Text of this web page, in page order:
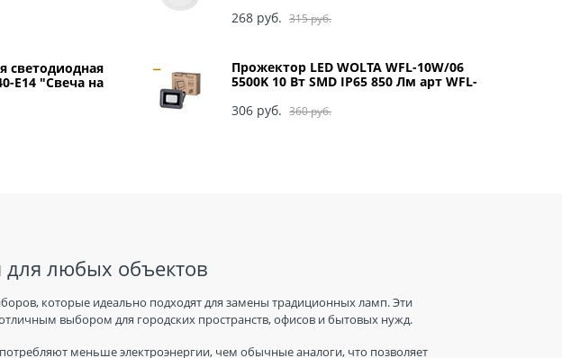
светодиодная
E14 "Свеча на
315 руб.
268 руб.
Прожектор LED WOLTA WFL-10W/06
5500K 10 Вт SMD IP65 850 Лм арт WFL-
360 руб.
306 руб.
любых объектов
которые идеально подходят для замены традиционных ламп. Эти
выбором для городских пространств, офисов и бытовых нужд.
меньше электроэнергии, чем обычные аналоги, что позволяет